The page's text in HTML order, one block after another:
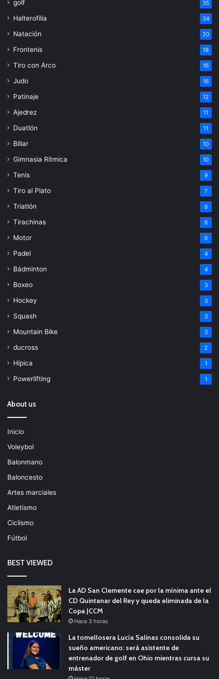
golf 35
Halterofilia 34
Natación 20
Frontenis 18
Tiro con Arco 16
Judo 16
Patinaje 12
Ajedrez 11
Duatlón 11
Billar 10
Gimnasia Rítmica 10
Tenis 9
Tiro al Plato 7
Triatlón 6
Tirachinas 6
Motor 6
Padel 4
Bádminton 4
Boxeo 3
Hockey 3
Squash 3
Mountain Bike 3
ducross 2
Hípica 1
Powerlifting 1
About us
Inicio
Voleybol
Balonmano
Baloncesto
Artes marciales
Atletismo
Ciclismo
Fútbol
BEST VIEWED
La AD San Clemente cae por la mínima ante el
CD Quintanar del Rey y queda eliminada de la
Copa JCCM
Hace 3 horas
La tomellosera Lucía Salinas consolida su
sueño americano: será asistente de
entrenador de golf en Ohio mientras cursa su
máster